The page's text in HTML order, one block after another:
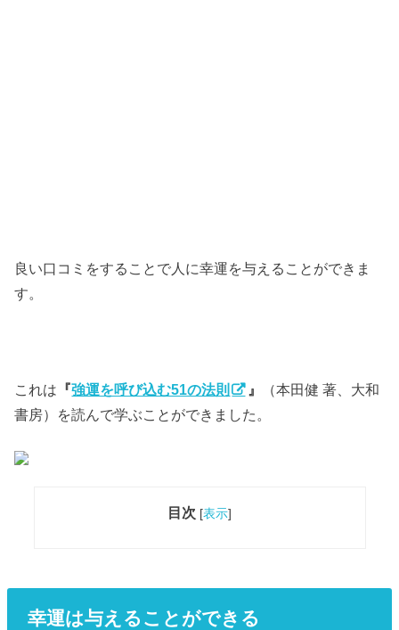
良い口コミをすることで人に幸運を与えることができま
す。
これは 『強運を呼び込む51の法則 』
（本田健 著、大和
書房）を読んで学ぶことができました。
目次 [表示]
幸運は与えることができる